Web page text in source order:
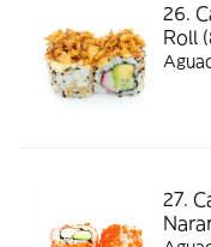
26.
Roll
27.